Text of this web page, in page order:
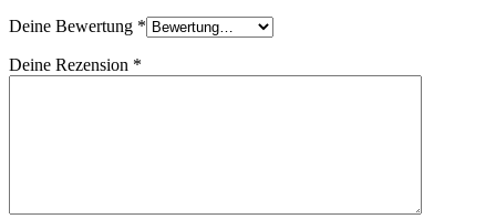
Deine Bewertung *
Deine Rezension *